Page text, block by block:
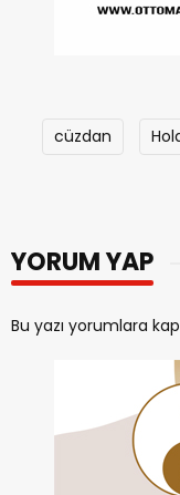
cüzdan
YORUM YAP
Bu yazı yorumlara